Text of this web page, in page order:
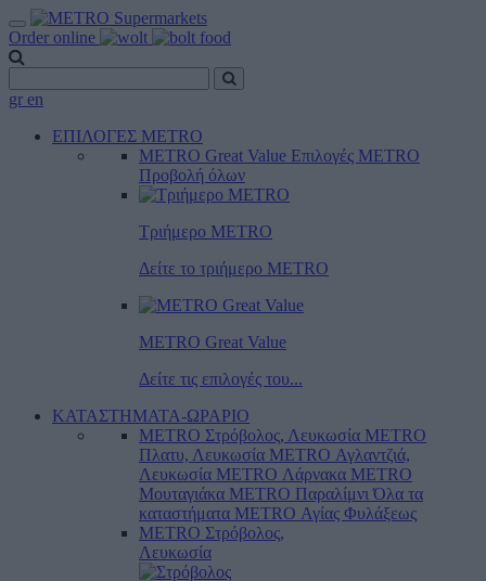
Order online
gr en
ΕΠΙΛΟΓΕΣ METRO
METRO Great Value Επιλογές METRO
Προβολή όλων
Τριήμερο METRO
Δείτε το τριήμερο ΜΕTRO
METRO Great Value
Δείτε τις επιλογές του...
ΚΑΤΑΣΤΗΜΑΤΑ-ΩΡΑΡΙΟ
METRO Στρόβολος, Λευκωσία METRO
Πλατυ, Λευκωσία METRO Αγλαντζιά,
Λευκωσία METRO Λάρνακα METRO
Μουταγιάκα METRO Παραλίμνι Όλα τα
καταστήματα METRO Αγίας Φυλάξεως
METRO Στρόβολος,
Λευκωσία